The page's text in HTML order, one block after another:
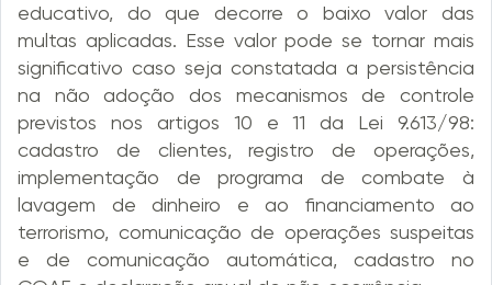
educativo, do que decorre o baixo valor das
multas aplicadas. Esse valor pode se tornar mais
significativo caso seja constatada a persistência
na não adoção dos mecanismos de controle
previstos nos artigos 10 e 11 da Lei 9.613/98:
cadastro de clientes, registro de operações,
implementação de programa de combate à
lavagem de dinheiro e ao financiamento ao
terrorismo, comunicação de operações suspeitas
e de comunicação automática, cadastro no